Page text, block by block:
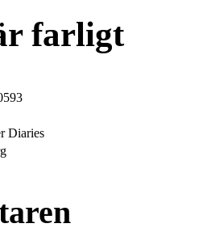
farligt
Diaries